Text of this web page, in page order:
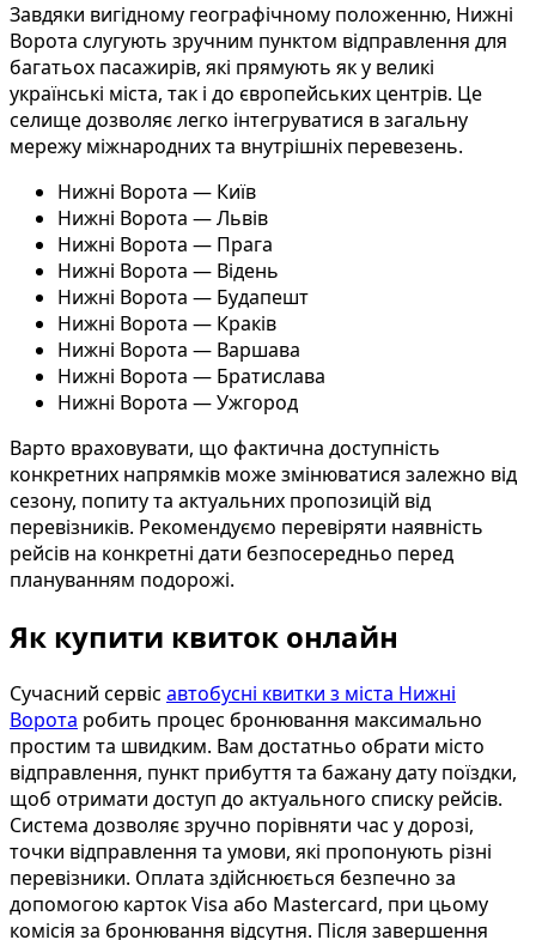
Завдяки вигідному географічному положенню, Нижні
Ворота слугують зручним пунктом відправлення для
багатьох пасажирів, які прямують як у великі
українські міста, так і до європейських центрів. Це
селище дозволяє легко інтегруватися в загальну
мережу міжнародних та внутрішніх перевезень.
Нижні Ворота — Київ
Нижні Ворота — Львів
Нижні Ворота — Прага
Нижні Ворота — Відень
Нижні Ворота — Будапешт
Нижні Ворота — Краків
Нижні Ворота — Варшава
Нижні Ворота — Братислава
Нижні Ворота — Ужгород
Варто враховувати, що фактична доступність
конкретних напрямків може змінюватися залежно від
сезону, попиту та актуальних пропозицій від
перевізників. Рекомендуємо перевіряти наявність
рейсів на конкретні дати безпосередньо перед
плануванням подорожі.
Як купити квиток онлайн
Сучасний сервіс автобусні квитки з міста Нижні
Ворота робить процес бронювання максимально
простим та швидким. Вам достатньо обрати місто
відправлення, пункт прибуття та бажану дату поїздки,
щоб отримати доступ до актуального списку рейсів.
Система дозволяє зручно порівняти час у дорозі,
точки відправлення та умови, які пропонують різні
перевізники. Оплата здійснюється безпечно за
допомогою карток Visa або Mastercard, при цьому
комісія за бронювання відсутня. Після завершення